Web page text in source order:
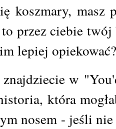
koszmary, masz
przez ciebie
lepiej
w
która
nosem - jeśli